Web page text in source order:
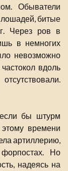
Обыватели
битые
Через ров в
в немногих
невозможно
вдоль
бы штурм
времени
артиллерию,
Но
надеясь на